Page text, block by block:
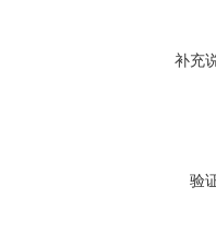
补充
验